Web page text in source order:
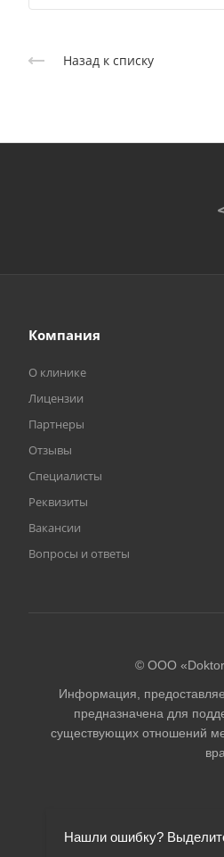
Назад к списку
Компания
О клинике
Лицензии
Партнеры
Отзывы
Специалисты
Реквизиты
Вакансии
Вопросы и ответы
© ООО «Doktor
Информация,
предназначена для
существующих отношений
Нашли ошибку?